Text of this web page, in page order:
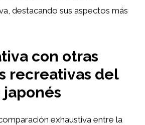
destacando sus aspectos más
con otras
recreativas del
exhaustiva entre la